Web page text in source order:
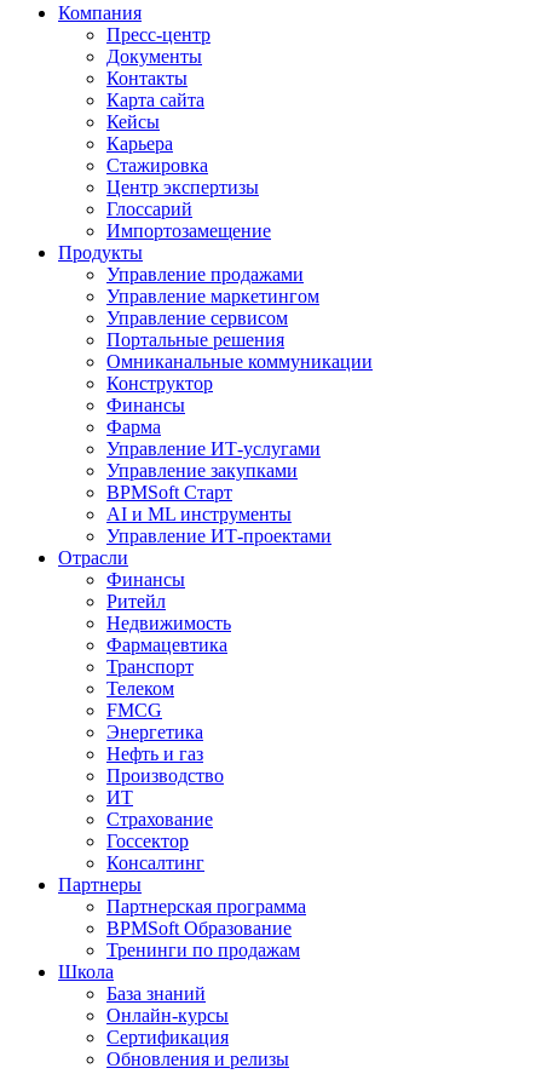
Компания
Пресс-центр
Документы
Контакты
Карта сайта
Кейсы
Карьера
Стажировка
Центр экспертизы
Глоссарий
Импортозамещение
Продукты
Управление продажами
Управление маркетингом
Управление сервисом
Портальные решения
Омниканальные коммуникации
Конструктор
Финансы
Фарма
Управление ИТ-услугами
Управление закупками
BPMSoft Старт
AI и ML инструменты
Управление ИТ-проектами
Отрасли
Финансы
Ритейл
Недвижимость
Фармацевтика
Транспорт
Телеком
FMCG
Энергетика
Нефть и газ
Производство
ИТ
Страхование
Госсектор
Консалтинг
Партнеры
Партнерская программа
BPMSoft Образование
Тренинги по продажам
Школа
База знаний
Онлайн-курсы
Сертификация
Обновления и релизы